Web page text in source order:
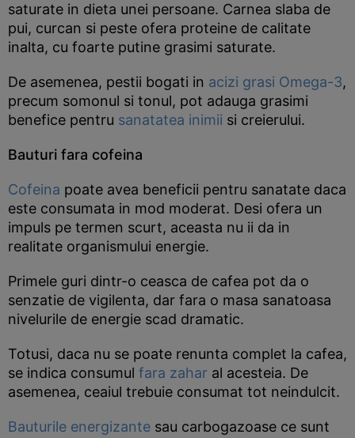
saturate in dieta unei persoane. Carnea slaba de
pui, curcan si peste ofera proteine de calitate
inalta, cu foarte putine grasimi saturate.
De asemenea, pestii bogati in acizi grasi Omega-3,
precum somonul si tonul, pot adauga grasimi
benefice pentru sanatatea inimii si creierului.
Bauturi fara cofeina
Cofeina poate avea beneficii pentru sanatate daca
este consumata in mod moderat. Desi ofera un
impuls pe termen scurt, aceasta nu ii da in
realitate organismului energie.
Primele guri dintr-o ceasca de cafea pot da o
senzatie de vigilenta, dar fara o masa sanatoasa
nivelurile de energie scad dramatic.
Totusi, daca nu se poate renunta complet la cafea,
se indica consumul fara zahar al acesteia. De
asemenea, ceaiul trebuie consumat tot neindulcit.
Bauturile energizante sau carbogazoase ce sunt